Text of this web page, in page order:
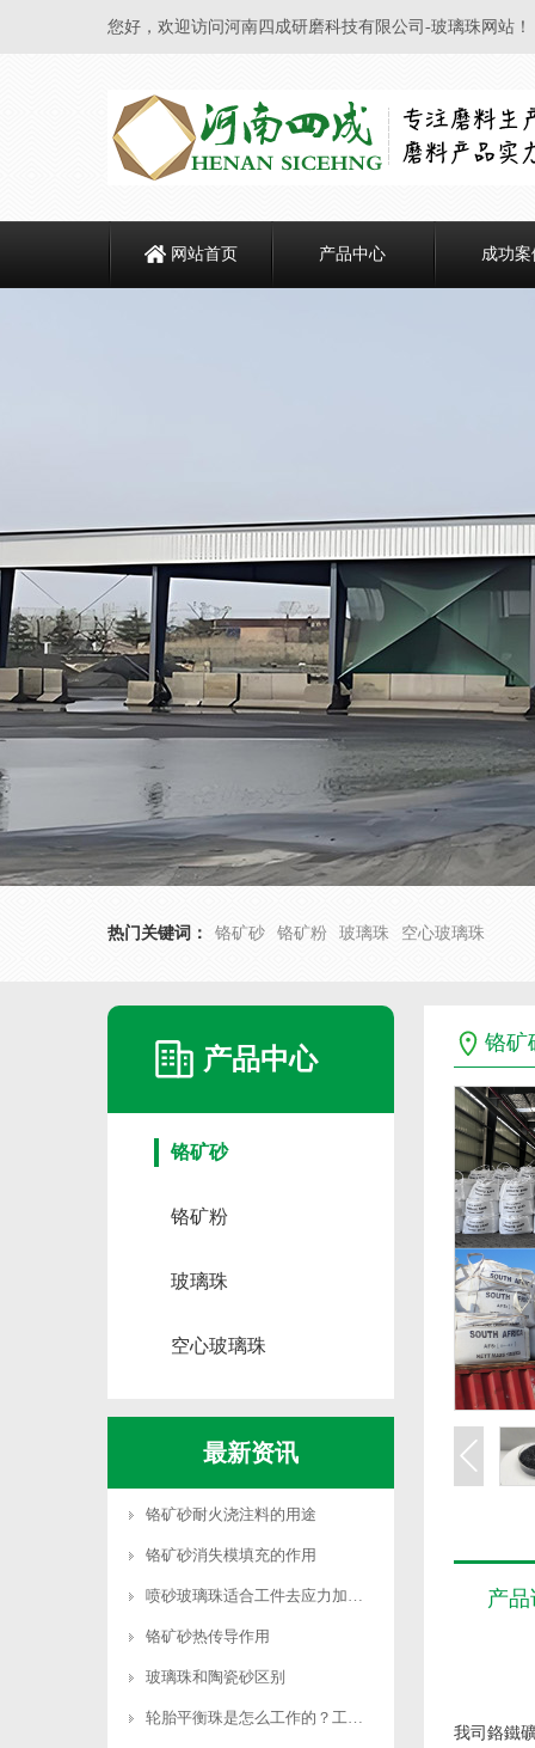
您好，欢迎访问河南四成研磨科技有限公司-玻璃珠网站！
网站首页 产品中心 成功案
热门关键词： 铬矿砂 铬矿粉 玻璃珠 空心玻璃珠
产品中心
铬矿砂
铬矿粉
玻璃珠
空心玻璃珠
最新资讯
铬矿砂耐火浇注料的用途
铬矿砂消失模填充的作用
喷砂玻璃珠适合工件去应力加工吗
铬矿砂热传导作用
玻璃珠和陶瓷砂区别
轮胎平衡珠是怎么工作的？工作原理是什么？
铬矿
产
我司鉻鐵